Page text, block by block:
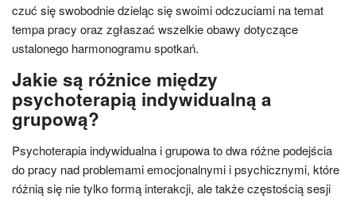
czuć się swobodnie dzieląc się swoimi odczuciami na temat
tempa pracy oraz zgłaszać wszelkie obawy dotyczące
ustalonego harmonogramu spotkań.
Jakie są różnice między
psychoterapią indywidualną a
grupową?
Psychoterapia indywidualna i grupowa to dwa różne podejścia
do pracy nad problemami emocjonalnymi i psychicznymi, które
różnią się nie tylko formą interakcji, ale także częstością sesji